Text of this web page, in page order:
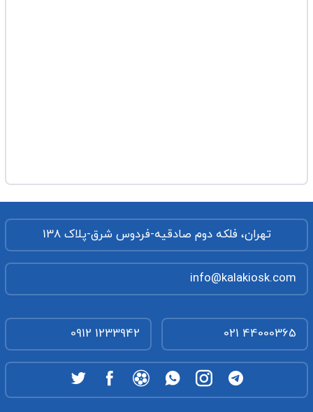
تهران، فلکه دوم صادقیه-فردوس شرق-پلاک 138
info@kalakiosk.com
021 44000365
0912 1233942